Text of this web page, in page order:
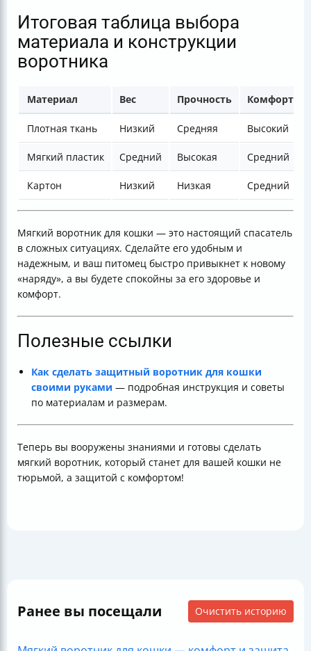
Итоговая таблица выбора
материала и конструкции
воротника
Материал Вес Прочность Комфорт
Плотная ткань Низкий Средняя Высокий
Мягкий пластик Средний Высокая Средний
Картон Низкий Низкая Средний
Мягкий воротник для кошки — это настоящий спасатель
в сложных ситуациях. Сделайте его удобным и
надежным, и ваш питомец быстро привыкнет к новому
«наряду», а вы будете спокойны за его здоровье и
комфорт.
Полезные ссылки
Как сделать защитный воротник для кошки
своими руками — подробная инструкция и советы
по материалам и размерам.
Теперь вы вооружены знаниями и готовы сделать
мягкий воротник, который станет для вашей кошки не
тюрьмой, а защитой с комфортом!
Ранее вы посещали Очистить историю